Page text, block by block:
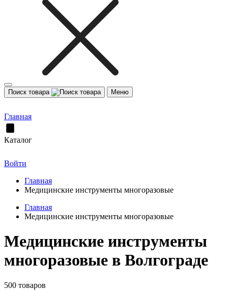
Поиск товара Меню
Главная
Каталог
Войти
Главная
Медицинские инструменты многоразовые
Главная
Медицинские инструменты многоразовые
Медицинские инструменты
многоразовые в Волгограде
500 товаров